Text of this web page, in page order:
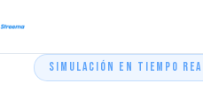
SIMULACIÓN EN TIEMPO